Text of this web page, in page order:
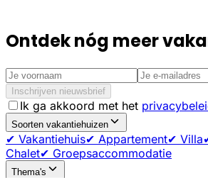
Ontdek nóg meer
Inschrijven nieuwsbrief
Ik ga akkoord met het
Soorten vakantiehuizen
✔ Vakantiehuis✔ Appartement✔ Villa
Chalet✔ Groepsaccommodatie
Thema's